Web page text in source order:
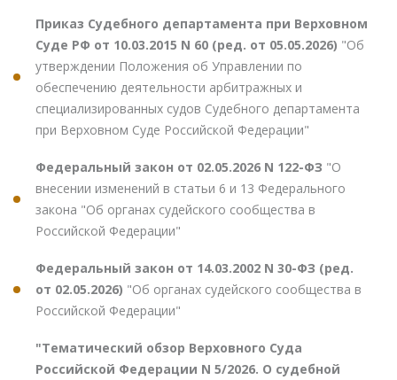
Приказ Судебного департамента при Верховном
Суде РФ от 10.03.2015 N 60 (ред. от 05.05.2026) "Об
утверждении Положения об Управлении по
обеспечению деятельности арбитражных и
специализированных судов Судебного департамента
при Верховном Суде Российской Федерации"
Федеральный закон от 02.05.2026 N 122-ФЗ "О
внесении изменений в статьи 6 и 13 Федерального
закона "Об органах судейского сообщества в
Российской Федерации"
Федеральный закон от 14.03.2002 N 30-ФЗ (ред.
от 02.05.2026) "Об органах судейского сообщества в
Российской Федерации"
"Тематический обзор Верховного Суда
Российской Федерации N 5/2026. О судебной